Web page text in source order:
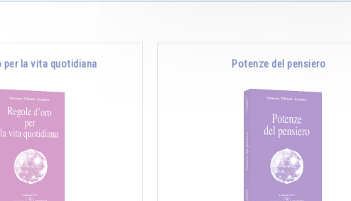
per la vita quotidiana Potenze del pensiero